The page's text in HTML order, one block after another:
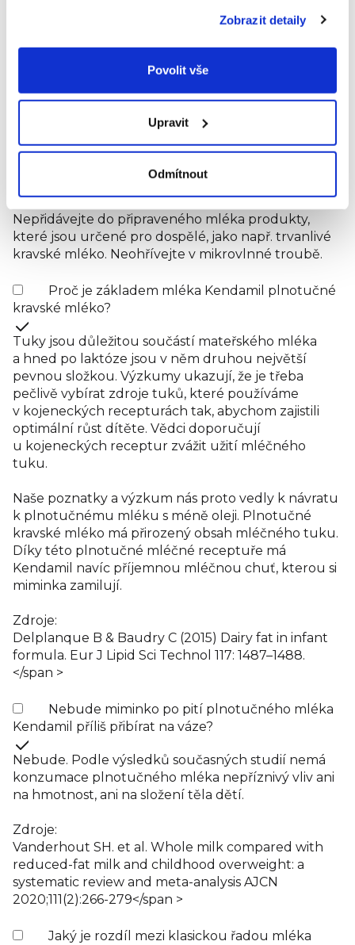
Zobrazit detaily
Povolit vše
Upravit
Odmítnout
měsíců
7
Důležité instrukce pro krmení:
množství zarovnaných odměrek, jak je instruováno.
Dítěti může být špatně při použití více nebo méně
odměrek, než je nařízeno. Pokud připravené mléko
doporučujeme jej vylít a připravit nové.
Nepřidávejte do připraveného mléka produkty,
které jsou určené pro dospělé, jako např. trvanlivé
kravské mléko. Neohřívejte v mikrovlnné troubě.
Proč je základem mléka Kendamil plnotučné
kravské mléko?
Tuky jsou důležitou součástí mateřského mléka
a hned po laktóze jsou v něm druhou největší
pevnou složkou. Výzkumy ukazují, že je třeba
pečlivě vybírat zdroje tuků, které používáme
v kojeneckých recepturách tak, abychom zajistili
optimální růst dítěte. Vědci doporučují
u kojeneckých receptur zvážit užití mléčného
tuku.
Naše poznatky a výzkum nás proto vedly k návratu
k plnotučnému mléku s méně oleji. Plnotučné
kravské mléko má přirozený obsah mléčného tuku.
Díky této plnotučné mléčné receptuře má
Kendamil navíc příjemnou mléčnou chuť, kterou si
miminka zamilují.
Zdroje:
Delplanque B & Baudry C (2015) Dairy fat in infant
formula. Eur J Lipid Sci Technol 117: 1487–1488.
</span >
Nebude miminko po pití plnotučného mléka
Kendamil příliš přibírat na váze?
Nebude. Podle výsledků současných studií nemá
konzumace plnotučného mléka nepříznivý vliv ani
na hmotnost, ani na složení těla dětí.
Zdroje:
Vanderhout SH. et al. Whole milk compared with
reduced-fat milk and childhood overweight: a
systematic review and meta-analysis AJCN
2020;111(2):266-279</span >
Jaký je rozdíl mezi klasickou řadou mléka